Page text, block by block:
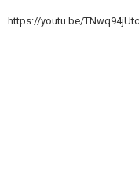
https://youtu.be/